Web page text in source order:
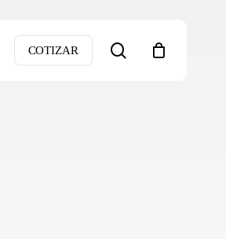
COTIZAR search